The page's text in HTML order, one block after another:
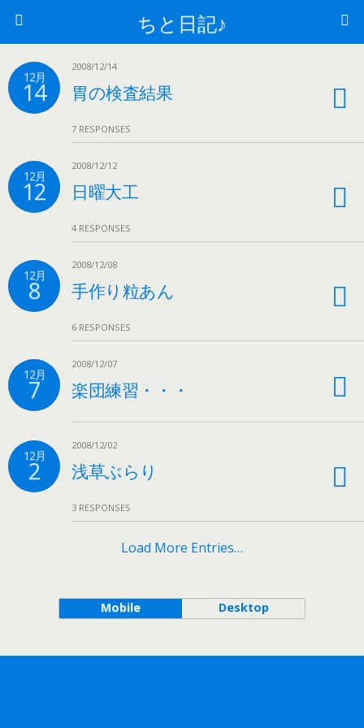
ちと日記♪
12月
14
2008/12/14
胃の検査結果
7 RESPONSES
12月
12
2008/12/12
日曜大工
4 RESPONSES
12月
8
2008/12/08
手作り粒あん
6 RESPONSES
12月
7
2008/12/07
楽団練習・・・
12月
2
2008/12/02
浅草ぶらり
3 RESPONSES
Load More Entries…
Mobile Desktop